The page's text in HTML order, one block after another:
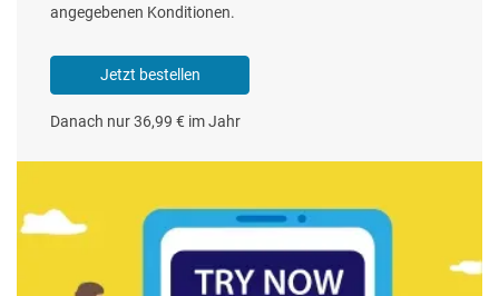
angegebenen Konditionen.
Jetzt bestellen
Danach nur 36,99 € im Jahr